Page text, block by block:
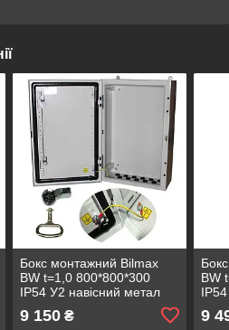
Бокс монтажний Bilmax
BW t=1,0 800*800*300
IP54 У2 навісний метал
(металева шафа)
9 150₴
BW
9